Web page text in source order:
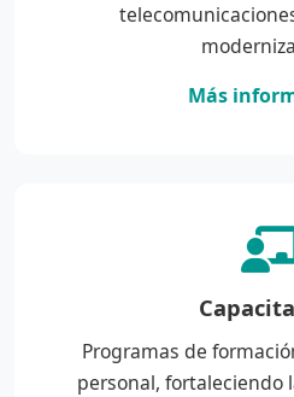
Más
Programas de
personal, fortaleciendo